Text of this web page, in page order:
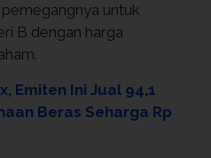
untuk
B dengan harga
Emiten Ini Jual 94,1
Beras Seharga Rp